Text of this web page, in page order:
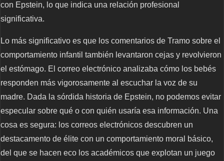
con Epstein, lo que indica una relación profesional
significativa.
Lo más significativo es que los comentarios de Tramo sobre el
comportamiento infantil también levantaron cejas y revolvieron
el estómago. El correo electrónico analizaba cómo los bebés
responden más vigorosamente al escuchar la voz de su
madre. Dada la sórdida historia de Epstein, no podemos evitar
especular sobre qué o con quién usaría esa información. Una
cosa es segura: los correos electrónicos descubren un
destacamento de élite con un comportamiento moral básico,
del que se hacen eco los académicos que explotan un juego